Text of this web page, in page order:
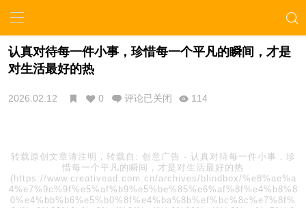
认真对待每一件小事，珍惜每一个平凡的瞬间，才是
对生活最好的热
2026.02.12 0 评论已关闭 114
转载原创文章请注明，转载自: 创意广告 - 认真对待每一件小事，珍
惜每一个平凡的瞬间，才是对生活最好的热
(https://www.creativead.com.cn/archives/blindbox/%e8%ae%a
4%e7%9c%9f%e5%af%b9%e5%be%85%e6%af%8f%e4%b8%8
0%e4%bb%b6%e5%b0%8f%e4%ba%8b%ef%bc%8c%e7%8f%